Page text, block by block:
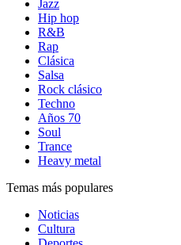
Jazz
Hip hop
R&B
Rap
Clásica
Salsa
Rock clásico
Techno
Años 70
Soul
Trance
Heavy metal
Temas más populares
Noticias
Cultura